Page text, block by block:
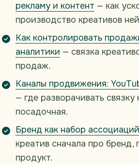
рекламу и контент — как
производство креативов
Как контролировать
аналитики — связка
продаж.
Каналы продвижения:
— где разворачивать связку
посадочная.
Бренд как набор ассоциаций
креатив сначала про бренд,
продукт.